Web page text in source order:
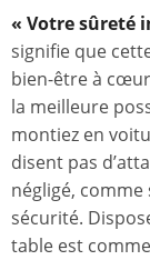
« Votre sûreté
signifie que
bien-être à
la meilleure
montiez en
disent pas
négligé, comme
sécurité.
table est